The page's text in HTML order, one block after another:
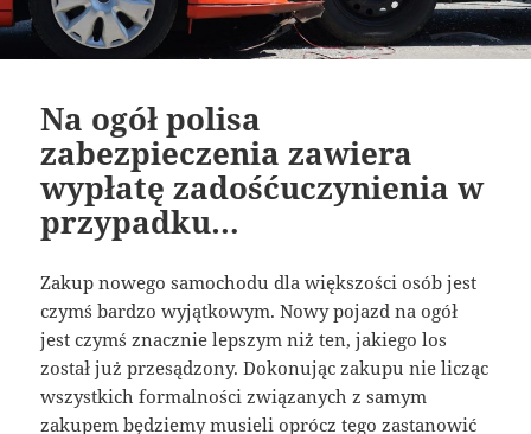
Na ogół polisa
zabezpieczenia zawiera
wypłatę zadośćuczynienia w
przypadku…
Zakup nowego samochodu dla większości osób jest
czymś bardzo wyjątkowym. Nowy pojazd na ogół
jest czymś znacznie lepszym niż ten, jakiego los
został już przesądzony. Dokonując zakupu nie licząc
wszystkich formalności związanych z samym
zakupem będziemy musieli oprócz tego zastanowić